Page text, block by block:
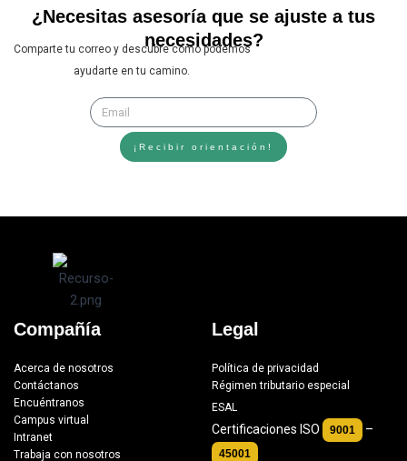
¿Necesitas asesoría que se ajuste a tus
necesidades?
Comparte tu correo y descubre cómo podemos
ayudarte en tu camino.
¡Recibir orientación!
Compañía
Acerca de nosotros
Contáctanos
Encuéntranos
Campus virtual
Intranet
Trabaja con nosotros
Legal
Política de privacidad
Régimen tributario especial
ESAL
Certificaciones ISO 9001 –
45001